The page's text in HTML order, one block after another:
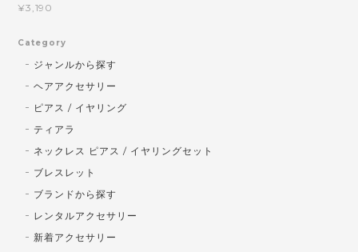
¥3,190
Category
ジャンルから探す
ヘアアクセサリー
ピアス / イヤリング
ティアラ
ネックレス ピアス / イヤリングセット
ブレスレット
ブランドから探す
レンタルアクセサリー
新着アクセサリー